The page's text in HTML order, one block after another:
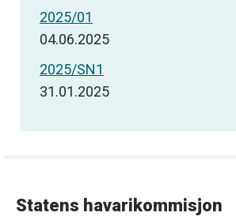
2025/01
04.06.2025
2025/SN1
31.01.2025
Statens havarikommisjon